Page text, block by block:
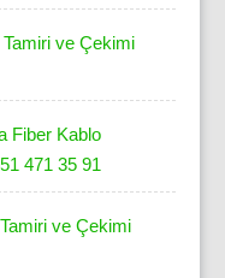
ve Çekimi
Fiber Kablo
471 35 91
ve Çekimi